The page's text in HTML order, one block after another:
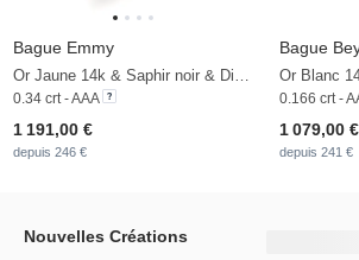
Bague Emmy
0.34 crt - AAA
1 191,00 €
depuis 246 €
Bague
0.166 crt -
1 079,00 €
depuis 241 €
Nouvelles Créations